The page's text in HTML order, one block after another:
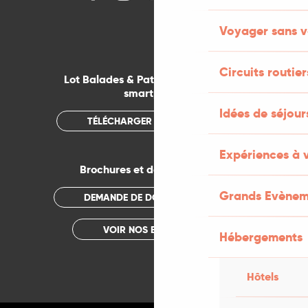
Voyager sans
Circuits
Idées de
Expériences à
Grands
Hébergements
Hôtels
Lot Balades & Patrimoines sur votre
smartphone
TÉLÉCHARGER L'APPLICATION
Brochures et documentations
DEMANDE DE DOCUMENTATION
VOIR NOS BROCHURES